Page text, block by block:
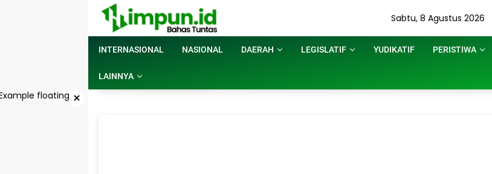
Sabtu, 8 Agustus 2026
INTERNASIONAL NASIONAL DAERAH LEGISLATIF YUDIKATIF PERISTIWA
LAINNYA
×